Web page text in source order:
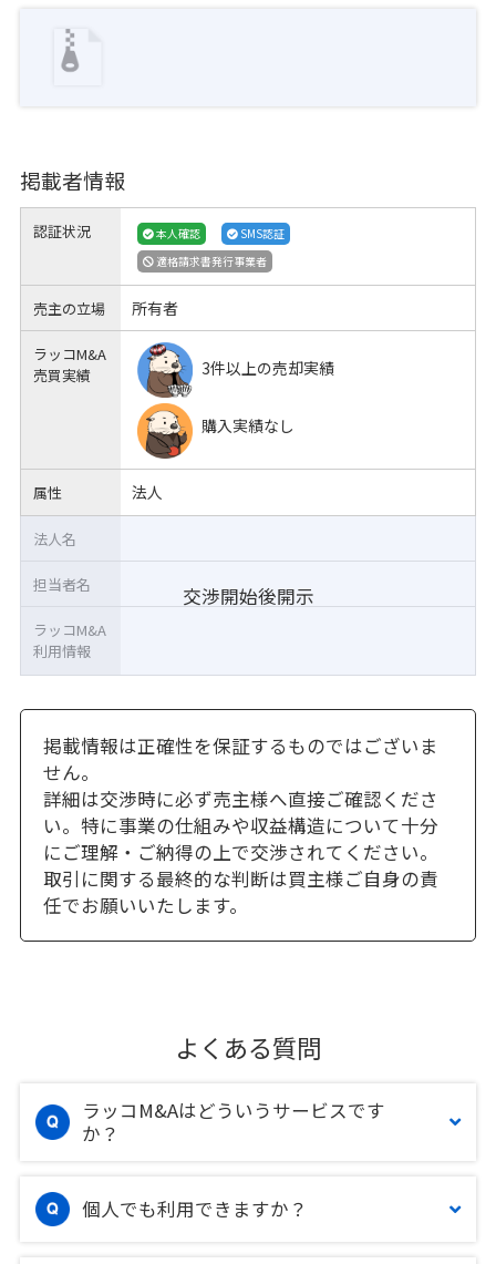
掲載者情報
認証状況 本人確認
SMS認証
適格請求書発行事業者
売主の立場 所有者
ラッコM&A
売買実績
3件以上の売却実績
購入実績なし
属性 法人
交渉開始後開示
法人名
担当者名
ラッコM&A
利用情報
掲載情報は正確性を保証するものではございま
せん。
詳細は交渉時に必ず売主様へ直接ご確認くださ
い。特に事業の仕組みや収益構造について十分
にご理解・ご納得の上で交渉されてください。
取引に関する最終的な判断は買主様ご自身の責
任でお願いいたします。
よくある質問
ラッコM&Aはどういうサービスです
か？
個人でも利用できますか？